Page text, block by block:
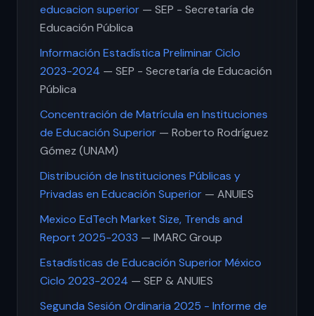
educacion superior — SEP - Secretaría de
Educación Pública
Información Estadística Preliminar Ciclo
2023-2024 — SEP - Secretaría de Educación
Pública
Concentración de Matrícula en Instituciones
de Educación Superior — Roberto Rodríguez
Gómez (UNAM)
Distribución de Instituciones Públicas y
Privadas en Educación Superior — ANUIES
Mexico EdTech Market Size, Trends and
Report 2025-2033 — IMARC Group
Estadísticas de Educación Superior México
Ciclo 2023-2024 — SEP & ANUIES
Segunda Sesión Ordinaria 2025 - Informe de